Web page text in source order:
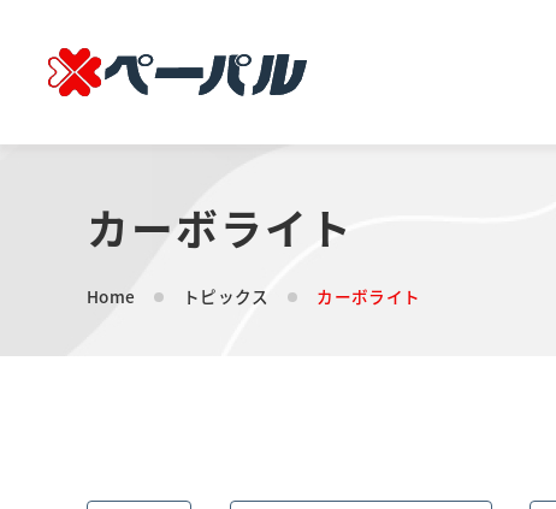
カーボライト
Home トピックス カーボライト